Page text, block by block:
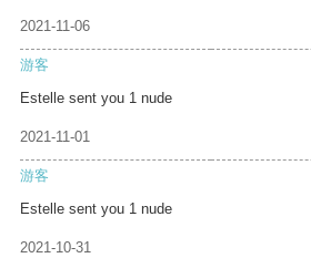
2021-11-06
游客
Estelle sent you 1 nude
2021-11-01
游客
Estelle sent you 1 nude
2021-10-31